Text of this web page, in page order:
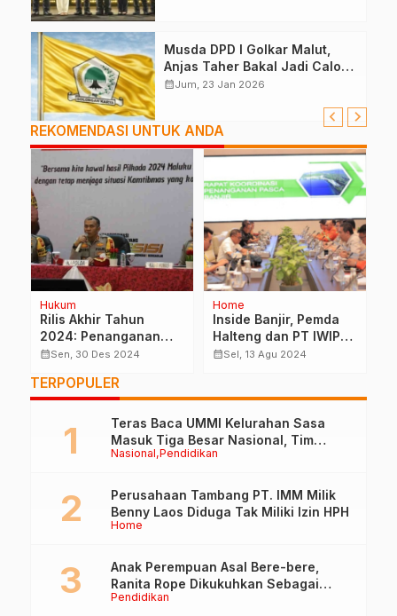
Musda DPD I Golkar Malut,
Anjas Taher Bakal Jadi Calon
Tunggal
calendar_monthJum, 23 Jan 2026
REKOMENDASI UNTUK ANDA
Hukum
Rilis Akhir Tahun
2024: Penanganan
Kasus Reskrimum dan
calendar_monthSen, 30 Des 2024
Home
Inside Banjir, Pemda
Halteng dan PT IWIP
Lakukan Rapat
calendar_monthSel, 13 Agu 2024
TERPOPULER
Nasional Pendidikan
Teras Baca UMMI Kelurahan Sasa
Masuk Tiga Besar Nasional, Tim
Penilai Lakukan Visitasi di Ternate
Home
Perusahaan Tambang PT. IMM Milik
Benny Laos Diduga Tak Miliki Izin HPH
Pendidikan
Anak Perempuan Asal Bere-bere,
Ranita Rope Dikukuhkan Sebagai
Guru Besar dan Rektor Ummu